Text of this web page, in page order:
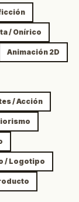
/ Onírico
Animación 2D
/ Acción
/ Logotipo